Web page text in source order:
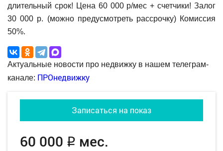
длительный срок! Цена 60 000 р/мес + счетчики! Залог
30 000 р. (можно предусмотреть рассрочку) Комиссия
50%.
Актуальные новости про недвижку в нашем телеграм-
канале: ПРОнедвижку
Записаться на показ
60 000 q мес.